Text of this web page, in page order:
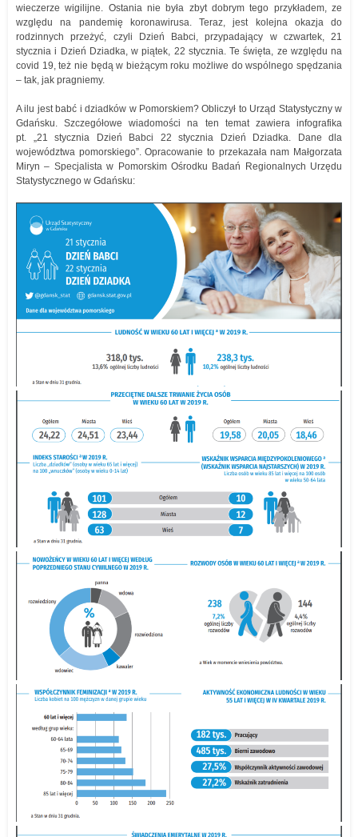
wieczerze wigilijne. Ostania nie była zbyt dobrym tego przykładem, ze
względu na pandemię koronawirusa. Teraz, jest kolejna okazja do
rodzinnych przeżyć, czyli Dzień Babci, przypadający w czwartek, 21
stycznia i Dzień Dziadka, w piątek, 22 stycznia. Te święta, ze względu na
covid 19, też nie będą w bieżącym roku możliwe do wspólnego spędzania
– tak, jak pragniemy.
A ilu jest babć i dziadków w Pomorskiem? Obliczył to Urząd Statystyczny w
Gdańsku. Szczegółowe wiadomości na ten temat zawiera infografika
pt. „21 stycznia Dzień Babci 22 stycznia Dzień Dziadka. Dane dla
województwa pomorskiego”. Opracowanie to przekazała nam Małgorzata
Miryn – Specjalista w Pomorskim Ośrodku Badań Regionalnych Urzędu
Statystycznego w Gdańsku: